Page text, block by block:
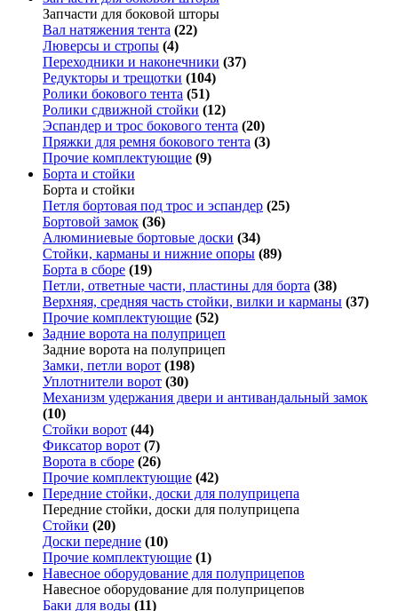
Запчасти для боковой шторы
Вал натяжения тента (22)
Люверсы и стропы (4)
Переходники и наконечники (37)
Редукторы и трещотки (104)
Ролики бокового тента (51)
Ролики сдвижной стойки (12)
Эспандер и трос бокового тента (20)
Пряжки для ремня бокового тента (3)
Прочие комплектующие (9)
Борта и стойки
Борта и стойки
Петля бортовая под трос и эспандер (25)
Бортовой замок (36)
Алюминиевые бортовые доски (34)
Стойки, карманы и нижние опоры (89)
Борта в сборе (19)
Петли, ответные части, пластины для борта (38)
Верхняя, средняя часть стойки, вилки и карманы (37)
Прочие комплектующие (52)
Задние ворота на полуприцеп
Задние ворота на полуприцеп
Замки, петли ворот (198)
Уплотнители ворот (30)
Механизм удержания двери и антивандальный замок
(10)
Стойки ворот (44)
Фиксатор ворот (7)
Ворота в сборе (26)
Прочие комплектующие (42)
Передние стойки, доски для полуприцепа
Передние стойки, доски для полуприцепа
Стойки (20)
Доски передние (10)
Прочие комплектующие (1)
Навесное оборудование для полуприцепов
Навесное оборудование для полуприцепов
Баки для воды (11)